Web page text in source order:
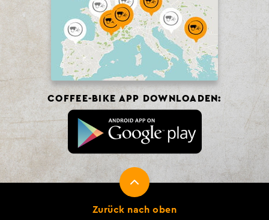
Zurück nach oben
COFFEE-BIKE APP DOWNLOADEN: